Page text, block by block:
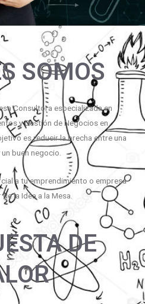
SOMOS
Consultora especializada en
y Gestión de Negocios en
es reducir la brecha entre una
buen negocio.
a tu emprendimiento o empresa
la Idea a la Mesa.
DE